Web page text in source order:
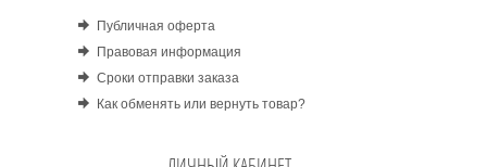
Публичная оферта
Правовая информация
Сроки отправки заказа
Как обменять или вернуть товар?